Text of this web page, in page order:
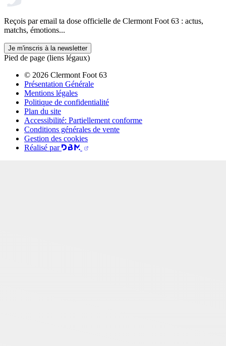
Reçois par email ta dose officielle de Clermont Foot 63 : actus,
matchs, émotions...
Je m'inscris à la newsletter
Pied de page (liens légaux)
© 2026 Clermont Foot 63
Présentation Générale
Mentions légales
Politique de confidentialité
Plan du site
Accessibilité: Partiellement conforme
Conditions générales de vente
Gestion des cookies
Réalisé par